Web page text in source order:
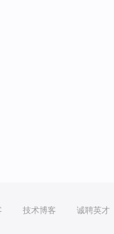
技术博客 诚聘英才